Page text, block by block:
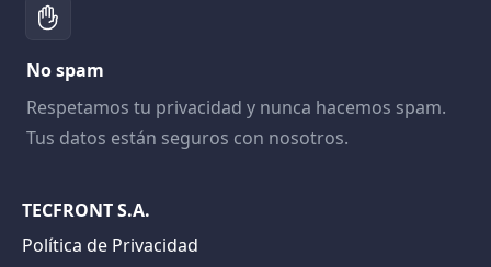
No spam
Respetamos tu privacidad y nunca hacemos spam.
Tus datos están seguros con nosotros.
TECFRONT S.A.
Política de Privacidad